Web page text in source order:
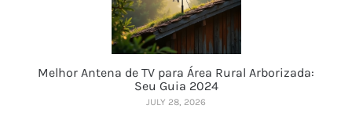
Melhor Antena de TV para Área Rural Arborizada:
Seu Guia 2024
JULY 28, 2026